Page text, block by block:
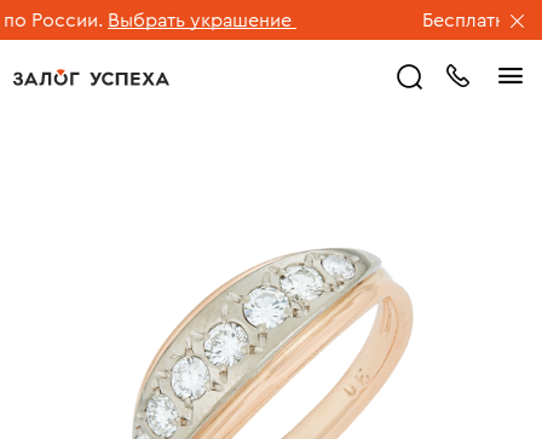
России. Выбрать украшение Бесплатная